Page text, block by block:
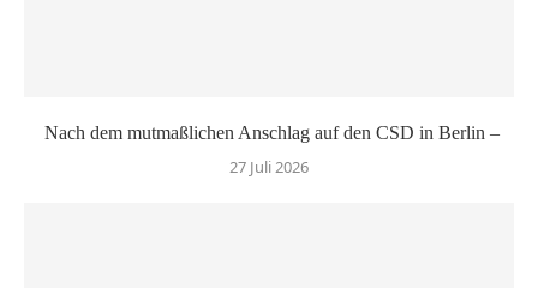
Nach dem mutmaßlichen Anschlag auf den CSD in Berlin –
27 Juli 2026